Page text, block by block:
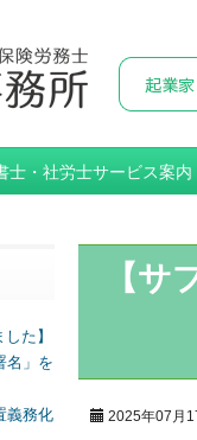
士・社労士サービス案内
【サ
2025年07月
た】
名」を
義務化